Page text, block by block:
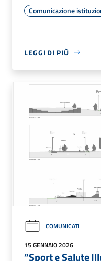
Comunicazione
LEGGI DI PIÙ
COMUNICATI
15 GENNAIO 2026
“Sport e Salute